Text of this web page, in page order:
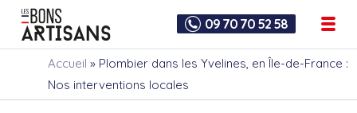
09 70 70 52 58
Accueil » Plombier dans les Yvelines, en Île-de-France :
Nos interventions locales